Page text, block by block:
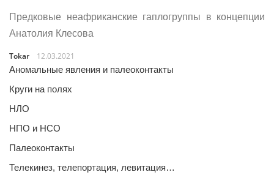
Предковые неафриканские гаплогруппы в концепции
Анатолия Клесова
Tokar
12.03.2021
Аномальные явления и палеоконтакты
Круги на полях
НЛО
НПО и НСО
Палеоконтакты
Телекинез, телепортация, левитация…